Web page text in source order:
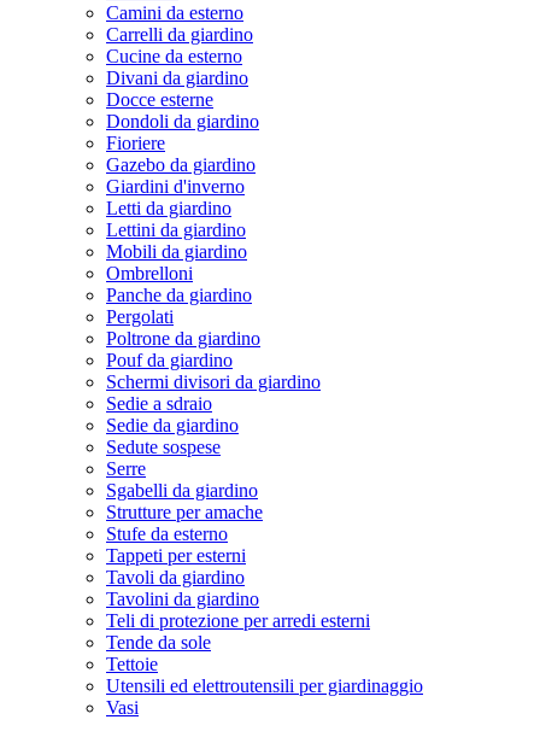
Camini da esterno
Carrelli da giardino
Cucine da esterno
Divani da giardino
Docce esterne
Dondoli da giardino
Fioriere
Gazebo da giardino
Giardini d'inverno
Letti da giardino
Lettini da giardino
Mobili da giardino
Ombrelloni
Panche da giardino
Pergolati
Poltrone da giardino
Pouf da giardino
Schermi divisori da giardino
Sedie a sdraio
Sedie da giardino
Sedute sospese
Serre
Sgabelli da giardino
Strutture per amache
Stufe da esterno
Tappeti per esterni
Tavoli da giardino
Tavolini da giardino
Teli di protezione per arredi esterni
Tende da sole
Tettoie
Utensili ed elettroutensili per giardinaggio
Vasi